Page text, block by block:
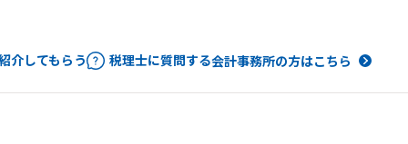
介してもらう 税理士に質問する会計事務所の方はこちら